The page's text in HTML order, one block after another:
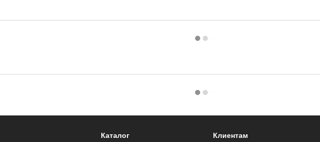
Каталог Клиентам